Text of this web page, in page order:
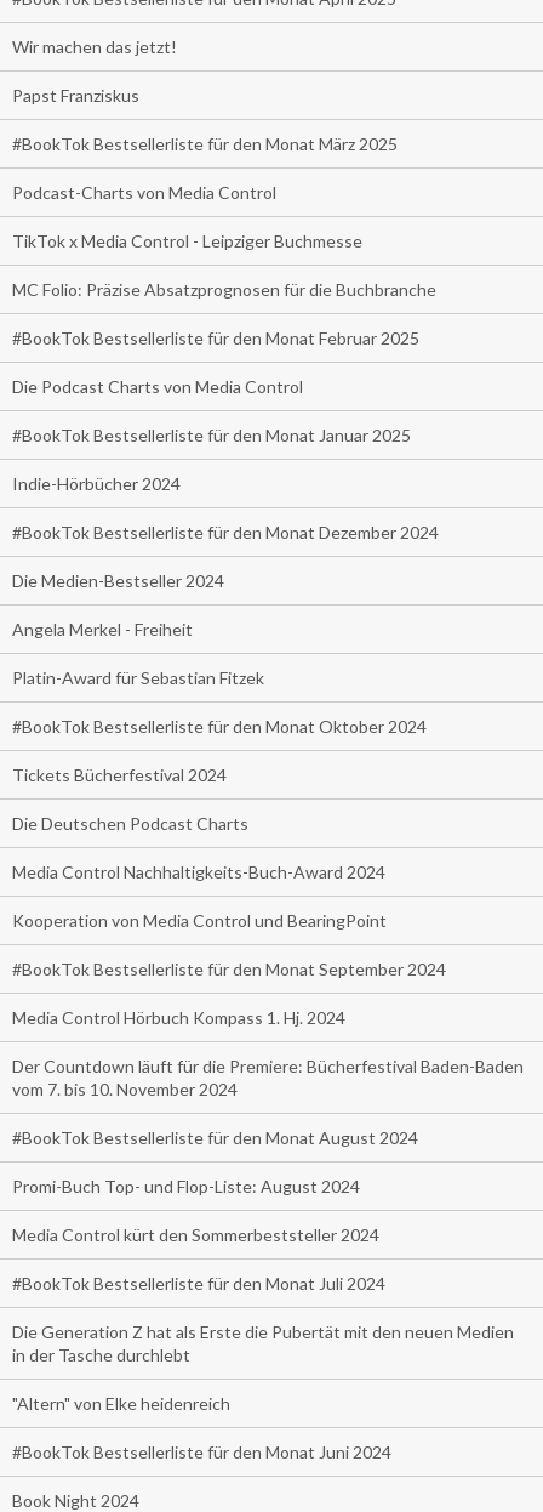
Wir machen das jetzt!
Papst Franziskus
#BookTok Bestsellerliste für den Monat März 2025
Podcast-Charts von Media Control
TikTok x Media Control - Leipziger Buchmesse
MC Folio: Präzise Absatzprognosen für die Buchbranche
#BookTok Bestsellerliste für den Monat Februar 2025
Die Podcast Charts von Media Control
#BookTok Bestsellerliste für den Monat Januar 2025
Indie-Hörbücher 2024
#BookTok Bestsellerliste für den Monat Dezember 2024
Die Medien-Bestseller 2024
Angela Merkel - Freiheit
Platin-Award für Sebastian Fitzek
#BookTok Bestsellerliste für den Monat Oktober 2024
Tickets Bücherfestival 2024
Die Deutschen Podcast Charts
Media Control Nachhaltigkeits-Buch-Award 2024
Kooperation von Media Control und BearingPoint
#BookTok Bestsellerliste für den Monat September 2024
Media Control Hörbuch Kompass 1. Hj. 2024
Der Countdown läuft für die Premiere: Bücherfestival Baden-Baden
vom 7. bis 10. November 2024
#BookTok Bestsellerliste für den Monat August 2024
Promi-Buch Top- und Flop-Liste: August 2024
Media Control kürt den Sommerbeststeller 2024
#BookTok Bestsellerliste für den Monat Juli 2024
Die Generation Z hat als Erste die Pubertät mit den neuen Medien
in der Tasche durchlebt
"Altern" von Elke heidenreich
#BookTok Bestsellerliste für den Monat Juni 2024
Book Night 2024